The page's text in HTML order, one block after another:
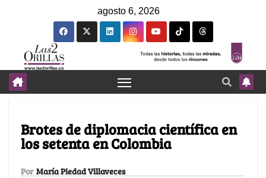
agosto 6, 2026
Brotes de diplomacia científica en
los setenta en Colombia
Por María Piedad Villaveces